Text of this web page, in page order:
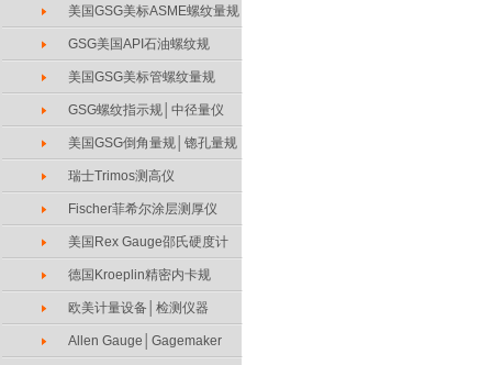
美国GSG美标ASME螺纹量规
GSG美国API石油螺纹规
美国GSG美标管螺纹量规
GSG螺纹指示规│中径量仪
美国GSG倒角量规│锪孔量规
瑞士Trimos测高仪
Fischer菲希尔涂层测厚仪
美国Rex Gauge邵氏硬度计
德国Kroeplin精密内卡规
欧美计量设备│检测仪器
Allen Gauge│Gagemaker